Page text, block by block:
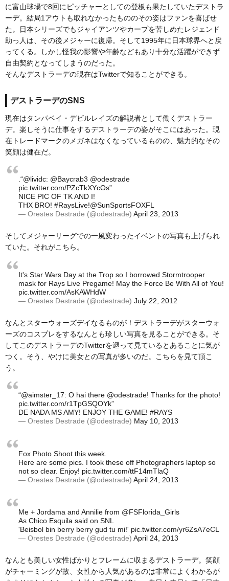
に富山球場で8回にピッチャーとしての登板も果たしていたデストラ
ーデ。結局1アウトも取れなかったもののその姿はファンを喜ばせ
た。日本シリーズでもジャイアンツやカープを苦しめたレジェンド
助っ人は、その後メジャーに復帰。そして1995年に日本球界へと戻
ってくる。しかし怪我の影響や年齢などもあり十分な活躍ができず
自由契約となってしまうのだった。
そんなデストラーデの現在はTwitterで知ることができる。
デストラーデのSNS
現在はタンパベイ・デビルレイズの解説者として働くデストラー
デ。楽しそうに仕事をするデストラーデの姿がそこにはあった。現
在トレードマークのメガネはなくなっているものの、魅力的なその
笑顔は健在だ。
.“@lividc: @Baycrab3 @odestrade
pic.twitter.com/PZcTkXYcOs”
NICE PIC OF TK AND I!
THX BRO! #RaysLive!@SunSportsFOXFL
— Orestes Destrade (@odestrade) April 23, 2013
そしてメジャーリーグでの一風変わったイベントの写真も上げられ
ていた。それがこちら。
It's Star Wars Day at the Trop so I borrowed Stormtrooper
mask for Rays Live Pregame! May the Force Be With All of You!
pic.twitter.com/AsKAWHdW
— Orestes Destrade (@odestrade) July 22, 2012
なんとスターウォーズデイなるものが！デストラーデがスターウォ
ーズのコスプレをするなんとも珍しい写真を見ることができる。そ
してこのデストラーデのTwitterを遡って見ているとあることに気が
つく。そう、やけに美女との写真が多いのだ。こちらを見て頂こ
う。
“@aimster_17: O hai there @odestrade! Thanks for the photo!
pic.twitter.com/r1TpGSQOYk”
DE NADA MS AMY! ENJOY THE GAME! #RAYS
— Orestes Destrade (@odestrade) May 10, 2013
Fox Photo Shoot this week.
Here are some pics. I took these off Photographers laptop so
not so clear. Enjoy! pic.twitter.com/ttF14mTlaQ
— Orestes Destrade (@odestrade) April 24, 2013
Me + Jordama and Annilie from @FSFlorida_Girls
As Chico Esquila said on SNL
'Beisbol bin berry berry gud tu mi!' pic.twitter.com/yr6ZsA7eCL
— Orestes Destrade (@odestrade) April 24, 2013
なんとも美しい女性ばかりとフレームに収まるデストラーデ。笑顔
がチャーミングが故、女性から人気があるのは非常によくわかるが